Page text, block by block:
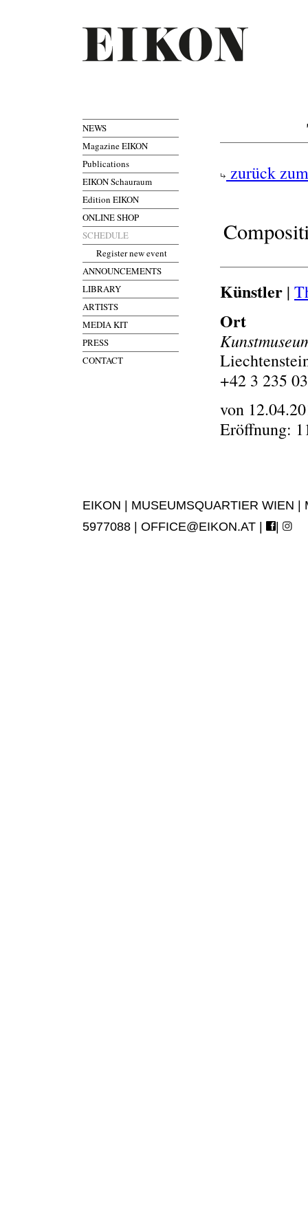
NEWS
Magazine EIKON
Publications
EIKON Schauraum
Edition EIKON
ONLINE SHOP
SCHEDULE
Register new event
ANNOUNCEMENTS
LIBRARY
ARTISTS
MEDIA KIT
PRESS
CONTACT
zurück
Künstler |
Ort
+42 3 235
von
Eröffnung:
EIKON | MUSEUMSQUARTIER WIEN
5977088 | OFFICE@EIKON.AT | |